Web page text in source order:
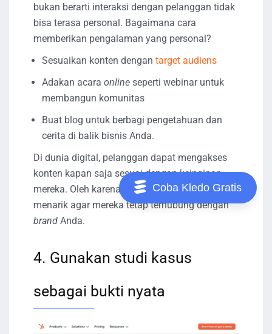
bukan berarti interaksi dengan pelanggan tidak
bisa terasa personal. Bagaimana cara
memberikan pengalaman yang personal?
Sesuaikan konten dengan target audiens
Adakan acara online seperti webinar untuk
membangun komunitas
Buat blog untuk berbagi pengetahuan dan
cerita di balik bisnis Anda.
Di dunia digital, pelanggan dapat mengakses
konten kapan saja sesuai dengan keinginan
mereka. Oleh karena itu, sediakan konten yang
menarik agar mereka tetap terhubung dengan
brand Anda.
4. Gunakan studi kasus
sebagai bukti nyata
Coba Kledo Gratis